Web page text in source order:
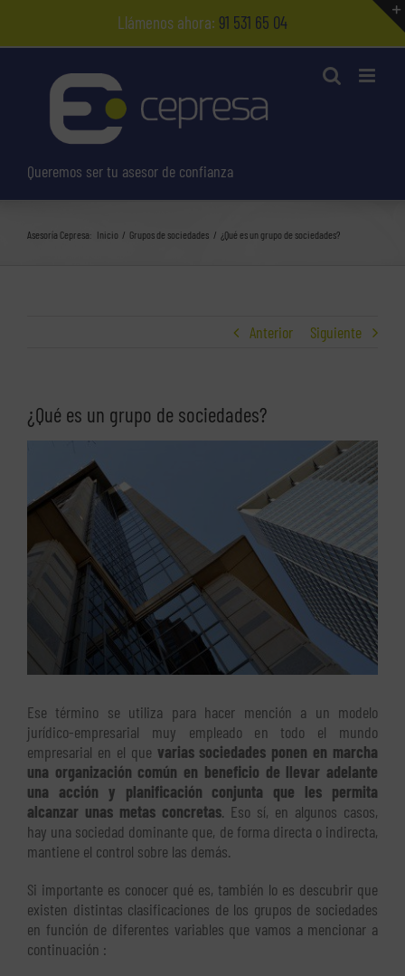
contenido
Llámenos ahora: 91 531 65 04
Queremos ser tu asesor de confianza
Asesoría Cepresa: Inicio Grupos de sociedades ¿Qué es un grupo de sociedades?
Anterior Siguiente
¿Qué es un grupo de sociedades?
más
grande
Ese término se utiliza para hacer mención a un modelo
jurídico-empresarial muy empleado en todo el mundo
empresarial en el que varias sociedades ponen en marcha
una organización común en beneficio de llevar adelante
una acción y planificación conjunta que les permita
alcanzar unas metas concretas. Eso sí, en algunos casos,
hay una sociedad dominante que, de forma directa o indirecta,
mantiene el control sobre las demás.
Si importante es conocer qué es, también lo es descubrir que
existen distintas clasificaciones de los grupos de sociedades
en función de diferentes variables que vamos a mencionar a
continuación :